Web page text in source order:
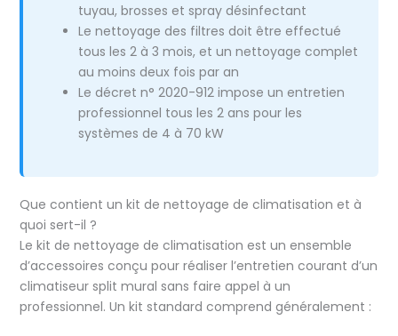
tuyau, brosses et spray désinfectant
Le nettoyage des filtres doit être effectué
tous les 2 à 3 mois, et un nettoyage complet
au moins deux fois par an
Le décret n° 2020-912 impose un entretien
professionnel tous les 2 ans pour les
systèmes de 4 à 70 kW
Que contient un kit de nettoyage de climatisation et à
quoi sert-il ?
Le kit de nettoyage de climatisation est un ensemble
d’accessoires conçu pour réaliser l’entretien courant d’un
climatiseur split mural sans faire appel à un
professionnel. Un kit standard comprend généralement :